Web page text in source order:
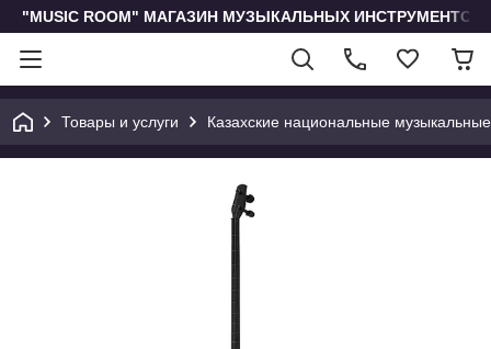
"MUSIC ROOM" МАГАЗИН МУЗЫКАЛЬНЫХ
Товары и услуги Казахские национальные